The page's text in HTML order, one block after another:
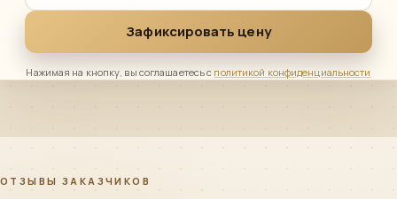
Зафиксировать цену
Нажимая на кнопку, вы соглашаетесь с политикой конфиденциальности
ОТЗЫВЫ ЗАКАЗЧИКОВ